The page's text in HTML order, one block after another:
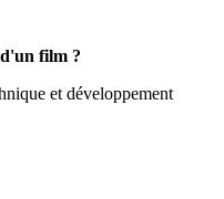
film ?
et développement